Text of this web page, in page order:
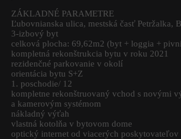
ZÁKLADNÉ PARAMETRE
Ľubovnianska ulica, mestská časť Petržalka,
3-izbový byt
celková plocha: 69,62m2 (byt + loggia +
kompletná rekonštrukcia bytu v roku 2021
rezidenčné parkovanie v okolí
orientácia bytu S+Z
1. poschodie/ 12
kompletne rekonštruovaný vchod s novými
a kamerovým systémom
nákladný výťah
vlastná kotolňa v bytovom dome
optický internet od viacerých poskytovateľov